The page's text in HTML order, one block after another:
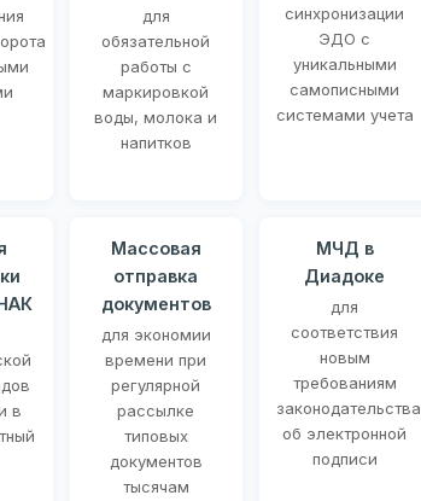
для
обязательной
работы с
маркировкой
воды, молока и
напитков
синхронизации
ЭДО с
уникальными
самописными
системами учета
в
Массовая
отправка
документов
для экономии
времени при
регулярной
рассылке
типовых
документов
тысячам
МЧД в
Диадоке
для
соответствия
новым
требованиям
законодательства
об электронной
подписи